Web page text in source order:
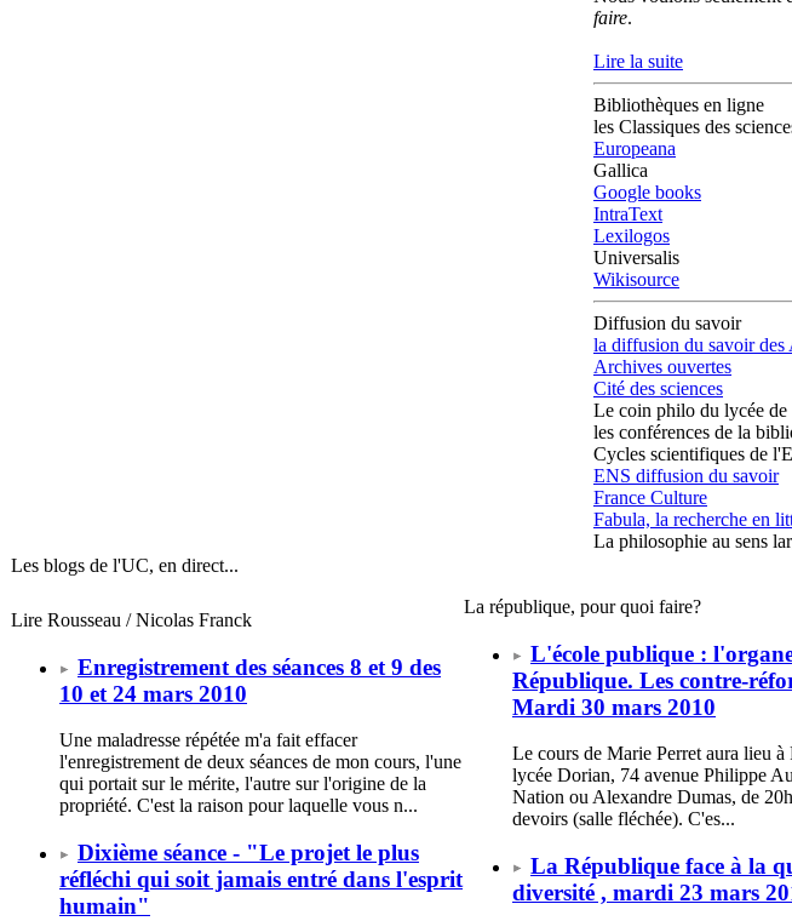
faire.
Lire la suite
Bibliothèques en ligne
les Classiques des
Europeana
Gallica
Google books
IntraText
Lexilogos
Universalis
Wikisource
Diffusion du savoir
la diffusion du savoir des
Archives ouvertes
Cité des sciences
Le coin philo du lycée de
les conférences de la
Cycles scientifiques de
ENS diffusion du savoir
France Culture
Fabula, la recherche en
La philosophie au sens
Les blogs de l'UC, en direct...
Lire Rousseau / Nicolas Franck
Enregistrement des séances 8 et 9 des
10 et 24 mars 2010
Une maladresse répétée m'a fait effacer
l'enregistrement de deux séances de mon cours, l'une
qui portait sur le mérite, l'autre sur l'origine de la
propriété. C'est la raison pour laquelle vous n...
Dixième séance - "Le projet le plus
réfléchi qui soit jamais entré dans l'esprit
humain"
La république, pour quoi faire?
L'école publique :
République. Les contre-
Mardi 30 mars 2010
Le cours de Marie Perret aura lieu à
lycée Dorian, 74 avenue Philippe
Nation ou Alexandre Dumas, de
devoirs (salle fléchée). C'es...
La République face à la
diversité , mardi 23 mars